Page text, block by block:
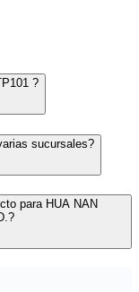
?
sucursales?
para HUA NAN